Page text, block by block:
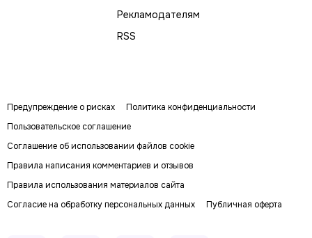
Рекламодателям
RSS
Предупреждение о рисках
Политика конфиденциальности
Пользовательское соглашение
Соглашение об использовании файлов cookie
Правила написания комментариев и отзывов
Правила использования материалов сайта
Согласие на обработку персональных данных
Публичная оферта